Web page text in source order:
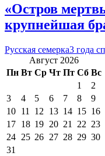
«Остров
крупнейшая
Русская семерка3 года
Август 2026
Пн Вт Ср Чт Пт Сб Вс
1
2
3
4 5 6 7 8
9
10 11 12 13 14 15 16
17 18 19 20 21 22 23
24 25 26 27 28 29 30
31